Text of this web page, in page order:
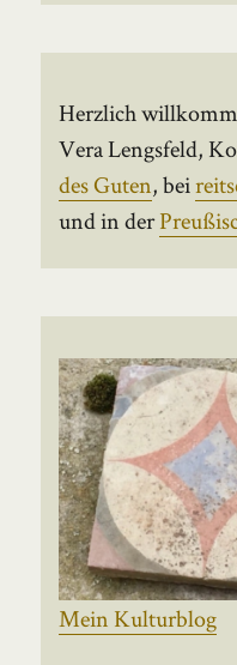
Herzlich
Vera Lengsfeld,
des Guten, bei
und in der
Mein Kulturblog